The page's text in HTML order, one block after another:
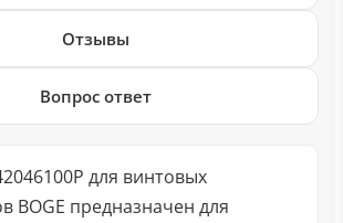
Отзывы
Вопрос ответ
для винтовых
BOGE предназначен для